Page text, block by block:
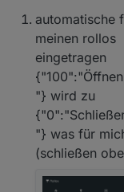
automatische
meinen rollos
eingetragen
"} wird zu
"} was für
(schließen